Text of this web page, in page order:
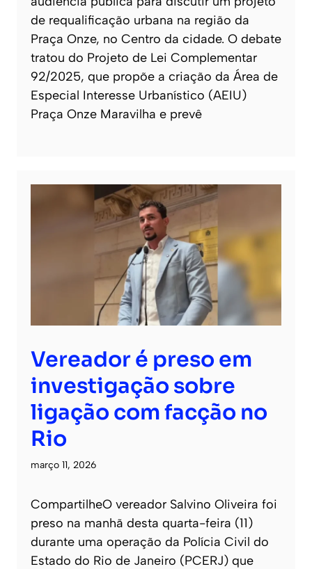
de requalificação urbana na região da
Praça Onze, no Centro da cidade. O debate
tratou do Projeto de Lei Complementar
92/2025, que propõe a criação da Área de
Especial Interesse Urbanístico (AEIU)
Praça Onze Maravilha e prevê
Vereador é preso em
investigação sobre
ligação com facção no
Rio
março 11, 2026
CompartilheO vereador Salvino Oliveira foi
preso na manhã desta quarta-feira (11)
durante uma operação da Polícia Civil do
Estado do Rio de Janeiro (PCERJ) que